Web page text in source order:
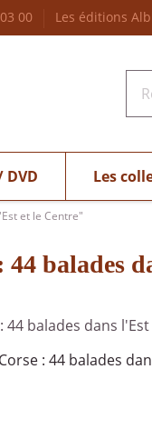
00 Les éditions
DVD Les
et le Centre"
balades
balades dans
: 44 balades